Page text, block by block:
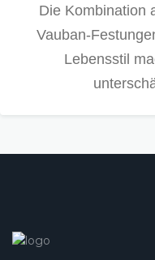
Die Kombination
Vauban-
Lebensstil